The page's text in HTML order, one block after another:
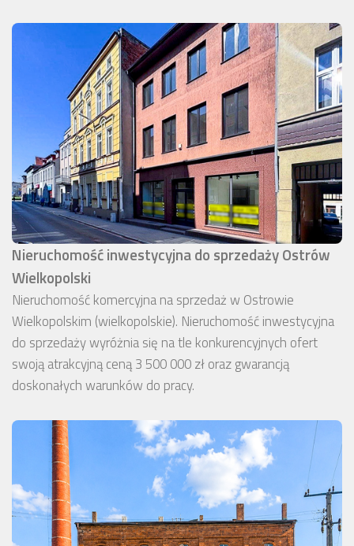
Nieruchomość inwestycyjna do sprzedaży Ostrów
Wielkopolski
Nieruchomość komercyjna na sprzedaż w Ostrowie
Wielkopolskim (wielkopolskie). Nieruchomość inwestycyjna
do sprzedaży wyróżnia się na tle konkurencyjnych ofert
swoją atrakcyjną ceną 3 500 000 zł oraz gwarancją
doskonałych warunków do pracy.